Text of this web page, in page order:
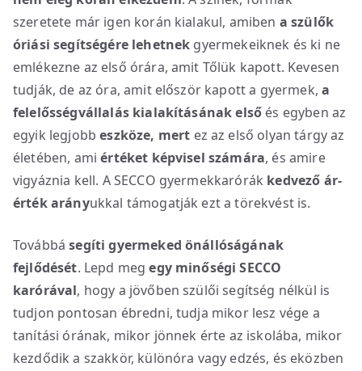
szeretete már igen korán kialakul, amiben a szülők
óriási segítségére lehetnek gyermekeiknek és ki ne
emlékezne az első órára, amit Tőlük kapott. Kevesen
tudják, de az óra, amit először kapott a gyermek,a
felelősségvállalás kialakításának első és egyben az
egyik legjobbeszköze, mert ez az első olyan tárgy az
életében, amiértéket képvisel számára, és amire
vigyáznia kell. A SECCO gyermekkarórák kedvező ár-
érték arányukkal támogatják ezt a törekvést is.
Továbbásegíti gyermeked önállóságának
fejlődését. Lepd megegy minőségi SECCO
karórával, hogy a jövőben szülői segítség nélkül is
tudjon pontosan ébredni, tudja mikor lesz vége a
tanítási órának, mikor jönnek érte az iskolába, mikor
kezdődik a szakkör, különóra vagy edzés, és eközben